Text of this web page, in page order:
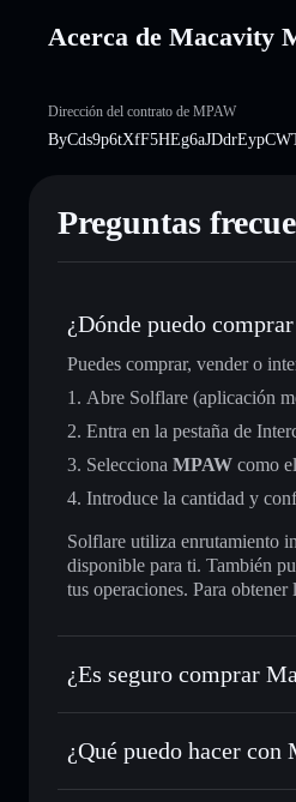
Acerca de Macavity
Dirección del contrato de MPAW
Preguntas
¿Dónde puedo
Puedes comprar, vender o
Abre Solflare (aplicación
Entra en la pestaña de
Selecciona MPAW como
Introduce la cantidad y
Solflare utiliza enrutamiento
disponible para ti. También
tus operaciones. Para
¿Es seguro comprar
Macavity no está verificado
¿Qué puedo hacer
Macavity
cartera